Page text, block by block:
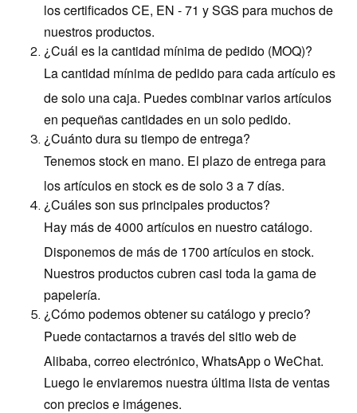
los certificados CE, EN - 71 y SGS para muchos de
nuestros productos.
¿Cuál es la cantidad mínima de pedido (MOQ)?
La cantidad mínima de pedido para cada artículo es
de solo una caja. Puedes combinar varios artículos
en pequeñas cantidades en un solo pedido.
¿Cuánto dura su tiempo de entrega?
Tenemos stock en mano. El plazo de entrega para
los artículos en stock es de solo 3 a 7 días.
¿Cuáles son sus principales productos?
Hay más de 4000 artículos en nuestro catálogo.
Disponemos de más de 1700 artículos en stock.
Nuestros productos cubren casi toda la gama de
papelería.
¿Cómo podemos obtener su catálogo y precio?
Puede contactarnos a través del sitio web de
Alibaba, correo electrónico, WhatsApp o WeChat.
Luego le enviaremos nuestra última lista de ventas
con precios e imágenes.